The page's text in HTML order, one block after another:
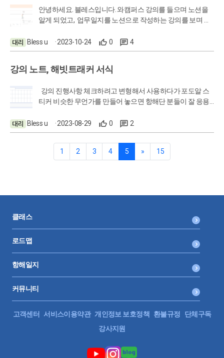
보러가기(링크) 💙 사용하시다가 불편한 점이나 궁금한 점은
블로그 댓글로 문의주시면 빠른 답변이 가능합니다! [ 사소
내용을 한눈에 볼 수 있게 했고 복습하고 싶은 강의는 체크해
서 복습에도 용의합니다. 우리의 뿌듯함을 줄 수료증도 함께
듣고 정리해보는 시간을 가지면 좋을 것아서 3월까지만 입력
해뒀습니다. 대신 남은 23년과 24년의 플래너는 모두 넣어드
렸어요~ 업체를 분석하고 수입하고 거래처를 관리하는 방
식은 각자가 다르겠지만 기본적인 내용들은 넣어놔서 셋팅은
자동으로 생성됩니다..! 예쁘게 사용해주세용~~~~
https://m.blog.naver.com/bless-u/223255407633 사용방법
안녕하세요. 블레스입니다. 와캠퍼스 강의를 들으며 노션을
알게 되었고, 업무일지를 노션으로 작성하는 강의를 보며 업
되었습니다. 11월중으로 제 업무일지를 업그레이드 시켜야
겠다는 생각을 하던 찰나 나와 같이 생각하는 사람이 있지 않
벽이 높아 시작하지 못하는 분들을 위해 제가 셋팅한 포멧을
가능하도록 별도의 페이지로 한번더 제작했으나 더 나은 템
플릿 제작을 위해 의견을 받고자 합니다. 현재 상태로는 각 페
연동되는 상태입니다☺️ -목표 (정성적 목표, 정량적 목표) -각
페이지 이동 링크 -공부내용 저장 페이지 -주간 목표 및 일정 -
업무보드 (업무 목록, 진행중일 일, 캘린더) -업무일지 *위 사
진은 업데이트 전 실사용 모습, 아래 사진은 업데이트 이후 모
작되겠죠??? 😉 노션링크
Bless u · 2023-10-24 0 4
강의 노트, 해빗트래커 서식
티커 비슷한 무언가를 만들어 놓으면 항해단 분들이 잘 응용
혹시 샘플이 있으면 사용하시기 편할까 싶어서 준비했어요🙌
(작아서 안보이면 마우스 오른쪽버튼 - 새탭으로 열기) 1번
째와 2번째의 차이는 칸이 하나 더 있는지 없는지의 차이이에
되는듯하여 사진으로 공유해요..! 그럼 즐거운 항해되세요~
Bless u · 2023-08-29 0 2
1 2 3 4 5 » 15
클래스
로드맵
항해일지
커뮤니티
고객센터 서비스이용약관 개인정보 보호정책 환불규정
단체구독
강사지원